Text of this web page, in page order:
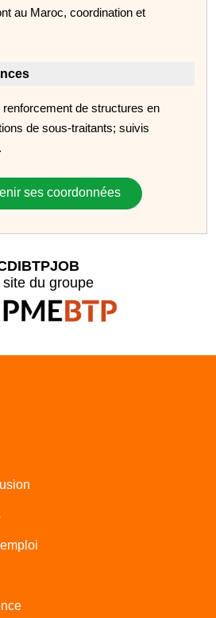
au Maroc, coordination et
de structures en
de sous-traitants; suivis
ses coordonnées
site du groupe